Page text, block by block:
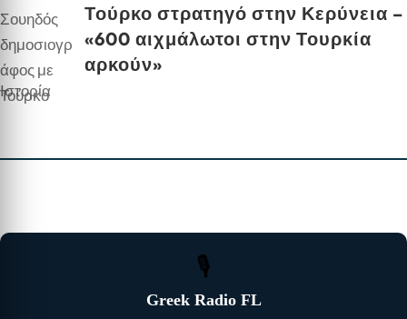
Τούρκο στρατηγό στην Κερύνεια –
«600 αιχμάλωτοι στην Τουρκία
αρκούν»
Ιστορία
🎙
Greek Radio FL